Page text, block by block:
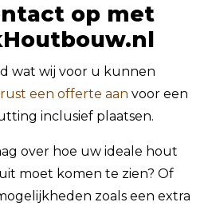
op met
wat wij voor u kunnen
een offerte aan voor een
inclusief plaatsen.
over hoe uw ideale hout
moet komen te zien? Of
zoals een extra